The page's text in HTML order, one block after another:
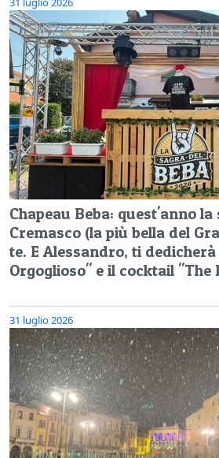
Chapeau Beba: quest'anno
Cremasco (la più bella del
te. E Alessandro, ti dedicherà
Orgoglioso" e il cocktail "The
31 luglio 2026